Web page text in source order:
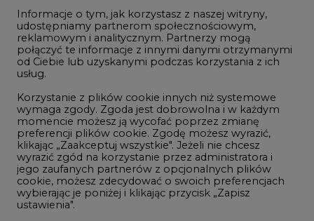
Gospodarka
Geopolityka
LTE450
Innowacje i AI
Telekomunikacja i IT
Handel emisjami CO2
Wodór
Górnictwo
Informacje o tym, jak korzystasz z naszej witryny,
udostępniamy partnerom społecznościowym,
reklamowym i analitycznym. Partnerzy mogą
połączyć te informacje z innymi danymi otrzymanymi
od Ciebie lub uzyskanymi podczas korzystania z ich
usług.
Korzystanie z plików cookie innych niż systemowe
wymaga zgody. Zgoda jest dobrowolna i w każdym
momencie możesz ją wycofać poprzez zmianę
preferencji plików cookie. Zgodę możesz wyrazić,
klikając „Zaakceptuj wszystkie". Jeżeli nie chcesz
wyrazić zgód na korzystanie przez administratora i
jego zaufanych partnerów z opcjonalnych plików
cookie, możesz zdecydować o swoich preferencjach
wybierając je poniżej i klikając przycisk „Zapisz
ustawienia".